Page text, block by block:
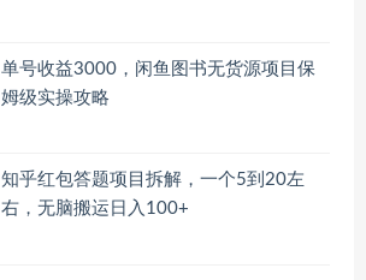
单号收益3000，闲鱼图书无货源项目保
姆级实操攻略
知乎红包答题项目拆解，一个5到20左
右，无脑搬运日入100+